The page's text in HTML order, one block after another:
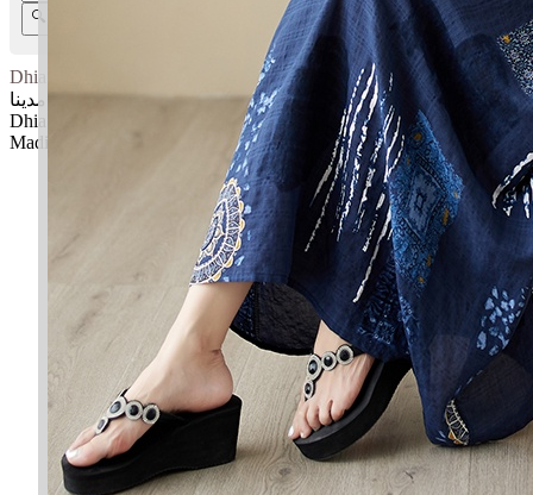
Dhia Madina
ضيا مدينا
Dhia: Sinaran
Madina: Kota, Madinah
✚ Baju Baby Custom Nama 'Dhia Madina'